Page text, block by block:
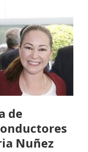
de
Nuñez